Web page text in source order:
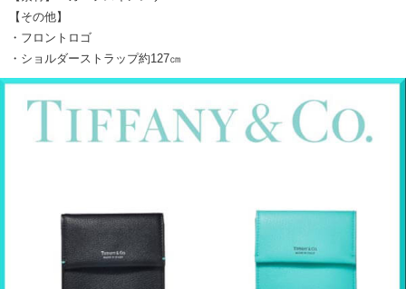
【その他】
・フロントロゴ
・ショルダーストラップ約127㎝